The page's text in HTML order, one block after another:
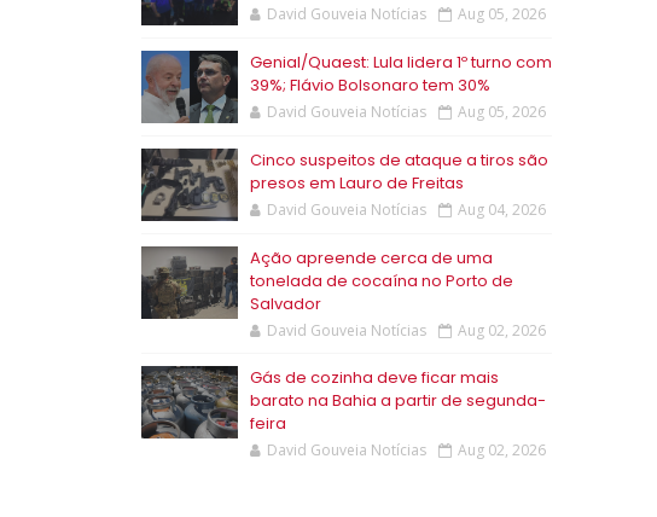
David Gouveia Notícias Aug 05, 2026
Genial/Quaest: Lula lidera 1º turno com
39%; Flávio Bolsonaro tem 30%
David Gouveia Notícias Aug 05, 2026
Cinco suspeitos de ataque a tiros são
presos em Lauro de Freitas
David Gouveia Notícias Aug 04, 2026
Ação apreende cerca de uma
tonelada de cocaína no Porto de
Salvador
David Gouveia Notícias Aug 02, 2026
Gás de cozinha deve ficar mais
barato na Bahia a partir de segunda-
feira
David Gouveia Notícias Aug 02, 2026